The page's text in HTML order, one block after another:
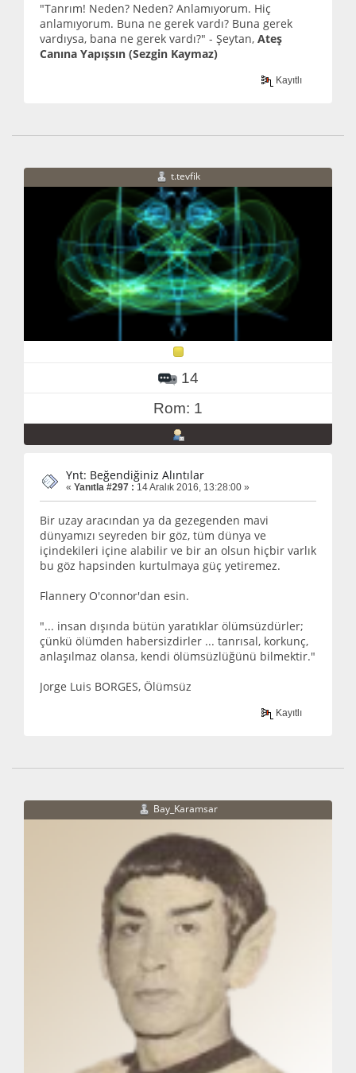
"Tanrım! Neden? Neden? Anlamıyorum. Hiç
anlamıyorum. Buna ne gerek vardı? Buna gerek
vardıysa, bana ne gerek vardı?" - Şeytan, Ateş
Canına Yapışsın (Sezgin Kaymaz)
Kayıtlı
t.tevfik
14
Rom: 1
Ynt: Beğendiğiniz Alıntılar
« Yanıtla #297 : 14 Aralık 2016, 13:28:00 »
Bir uzay aracından ya da gezegenden mavi
dünyamızı seyreden bir göz, tüm dünya ve
içindekileri içine alabilir ve bir an olsun hiçbir varlık
bu göz hapsinden kurtulmaya güç yetiremez.
Flannery O'connor'dan esin.
"... insan dışında bütün yaratıklar ölümsüzdürler;
çünkü ölümden habersizdirler ... tanrısal, korkunç,
anlaşılmaz olansa, kendi ölümsüzlüğünü bilmektir."
Jorge Luis BORGES, Ölümsüz
Kayıtlı
Bay_Karamsar